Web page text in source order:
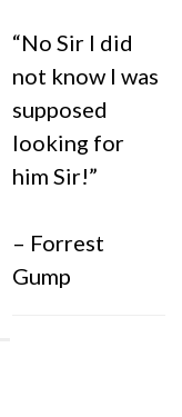
“No Sir I did
not know I was
supposed
looking for
him Sir!”
– Forrest
Gump